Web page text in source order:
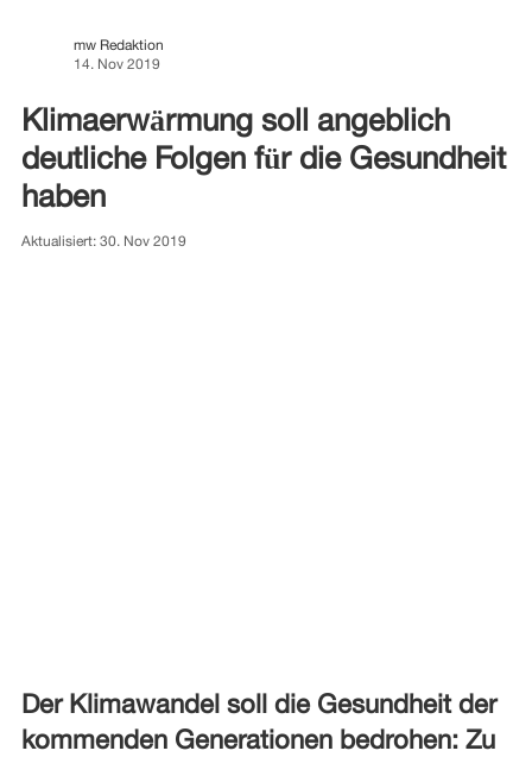
mw Redaktion
14. Nov 2019
Klimaerwärmung soll angeblich
deutliche Folgen für die Gesundheit
haben
Aktualisiert: 30. Nov 2019
Der Klimawandel soll die Gesundheit der
kommenden Generationen bedrohen: Zu